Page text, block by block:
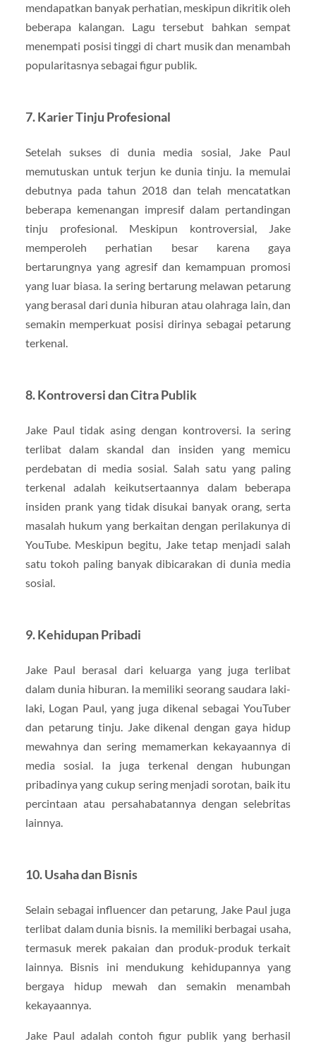
mendapatkan banyak perhatian, meskipun dikritik oleh
beberapa kalangan. Lagu tersebut bahkan sempat
menempati posisi tinggi di chart musik dan menambah
popularitasnya sebagai figur publik.
7.Karier Tinju Profesional
Setelah sukses di dunia media sosial, Jake Paul
memutuskan untuk terjun ke dunia tinju. Ia memulai
debutnya pada tahun 2018 dan telah mencatatkan
beberapa kemenangan impresif dalam pertandingan
tinju profesional. Meskipun kontroversial, Jake
memperoleh perhatian besar karena gaya
bertarungnya yang agresif dan kemampuan promosi
yang luar biasa. Ia sering bertarung melawan petarung
yang berasal dari dunia hiburan atau olahraga lain, dan
semakin memperkuat posisi dirinya sebagai petarung
terkenal.
8.Kontroversi dan Citra Publik
Jake Paul tidak asing dengan kontroversi. Ia sering
terlibat dalam skandal dan insiden yang memicu
perdebatan di media sosial. Salah satu yang paling
terkenal adalah keikutsertaannya dalam beberapa
insiden prank yang tidak disukai banyak orang, serta
masalah hukum yang berkaitan dengan perilakunya di
YouTube. Meskipun begitu, Jake tetap menjadi salah
satu tokoh paling banyak dibicarakan di dunia media
sosial.
9.Kehidupan Pribadi
Jake Paul berasal dari keluarga yang juga terlibat
dalam dunia hiburan. Ia memiliki seorang saudara laki-
laki, Logan Paul, yang juga dikenal sebagai YouTuber
dan petarung tinju. Jake dikenal dengan gaya hidup
mewahnya dan sering memamerkan kekayaannya di
media sosial. Ia juga terkenal dengan hubungan
pribadinya yang cukup sering menjadi sorotan, baik itu
percintaan atau persahabatannya dengan selebritas
lainnya.
10.Usaha dan Bisnis
Selain sebagai influencer dan petarung, Jake Paul juga
terlibat dalam dunia bisnis. Ia memiliki berbagai usaha,
termasuk merek pakaian dan produk-produk terkait
lainnya. Bisnis ini mendukung kehidupannya yang
bergaya hidup mewah dan semakin menambah
kekayaannya.
Jake Paul adalah contoh figur publik yang berhasil